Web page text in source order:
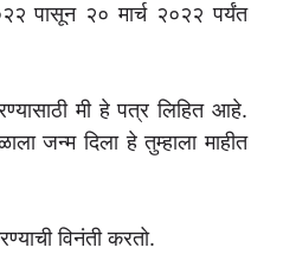
पासून २० मार्च २०२२ पर्यंत
मी हे पत्र लिहित आहे.
जन्म दिला हे तुम्हाला माहीत
विनंती करतो.